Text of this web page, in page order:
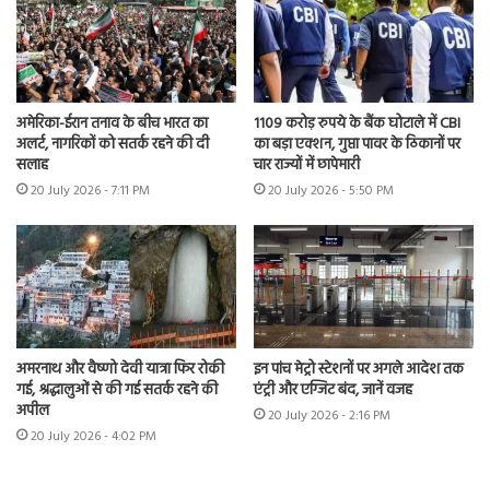
अमेरिका-ईरान तनाव के बीच भारत का
अलर्ट, नागरिकों को सतर्क रहने की दी
सलाह
20 July 2026 - 7:11 PM
1109 करोड़ रुपये के बैंक घोटाले में CBI
का बड़ा एक्शन, गुप्ता पावर के ठिकानों पर
चार राज्यों में छापेमारी
20 July 2026 - 5:50 PM
अमरनाथ और वैष्णो देवी यात्रा फिर रोकी
गई, श्रद्धालुओं से की गई सतर्क रहने की
अपील
20 July 2026 - 4:02 PM
इन पांच मेट्रो स्टेशनों पर अगले आदेश तक
एंट्री और एग्जिट बंद, जानें वजह
20 July 2026 - 2:16 PM